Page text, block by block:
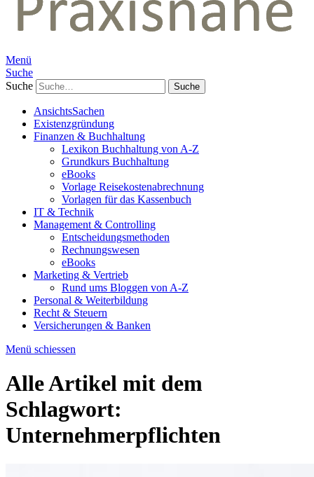
Menü
Suche
Suche
AnsichtsSachen
Existenzgründung
Finanzen & Buchhaltung
Lexikon Buchhaltung von A-Z
Grundkurs Buchhaltung
eBooks
Vorlage Reisekostenabrechnung
Vorlagen für das Kassenbuch
IT & Technik
Management & Controlling
Entscheidungsmethoden
Rechnungswesen
eBooks
Marketing & Vertrieb
Rund ums Bloggen von A-Z
Personal & Weiterbildung
Recht & Steuern
Versicherungen & Banken
Menü schiessen
Alle Artikel mit dem
Schlagwort:
Unternehmerpflichten